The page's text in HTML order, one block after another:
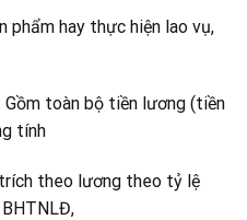
phẩm hay thực hiện lao vụ,
Gồm toàn bộ tiền lương (tiền
tính
theo lương theo tỷ lệ
BHTNLĐ,